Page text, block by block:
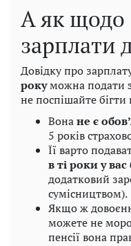
А як щодо
зарплати
Довідку про
рокуможна подати
не поспішайте бігти
Вонане є
5 років
Її варто
в ті роки у
додатковий
сумісництвом).
Якщо ж
можете не
пенсії вона